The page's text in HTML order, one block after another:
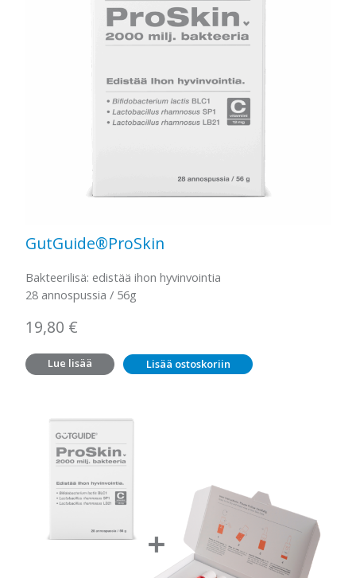
GutGuide®ProSkin
Bakteerilisä: edistää ihon hyvinvointia
28 annospussia / 56g
19,80 €
Lue lisää Lisää ostoskoriin